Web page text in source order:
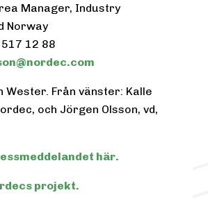
Manager, Industry
Norway
12 88
Wester. Från vänster: Kalle
och Jörgen Olsson, vd,
här.
projekt.